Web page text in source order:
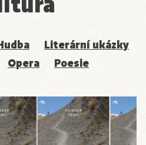
Literární ukázky
Opera Poesie